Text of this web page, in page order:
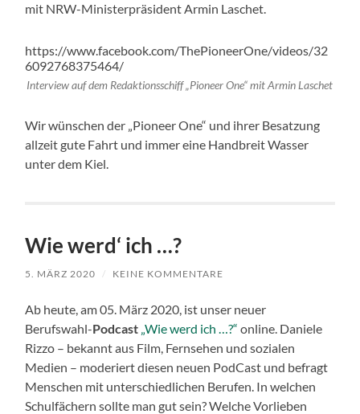
mit NRW-Ministerpräsident Armin Laschet.
https://www.facebook.com/ThePioneerOne/videos/32
6092768375464/
Interview auf dem Redaktionsschiff „Pioneer One“ mit Armin Laschet
Wir wünschen der „Pioneer One“ und ihrer Besatzung
allzeit gute Fahrt und immer eine Handbreit Wasser
unter dem Kiel.
Wie werd‘ ich …?
5. MÄRZ 2020 / KEINE KOMMENTARE
Ab heute, am 05. März 2020, ist unser neuer
Berufswahl-Podcast „Wie werd ich …?“ online. Daniele
Rizzo – bekannt aus Film, Fernsehen und sozialen
Medien – moderiert diesen neuen PodCast und befragt
Menschen mit unterschiedlichen Berufen. In welchen
Schulfächern sollte man gut sein? Welche Vorlieben